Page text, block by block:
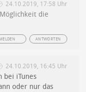
24.10.2019, 17:58 Uhr
die
ANTWORTEN
MELDEN
24.10.2019, 16:45 Uhr
bei iTunes
oder nur das